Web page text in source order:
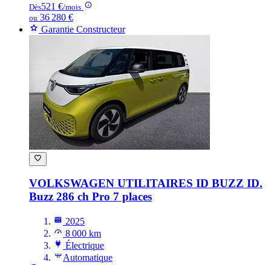
Dès521 €/mois
ou 36 280 €
Garantie Constructeur
VOLKSWAGEN UTILITAIRES ID BUZZ ID.
Buzz 286 ch Pro 7 places
2025
8 000 km
Électrique
Automatique